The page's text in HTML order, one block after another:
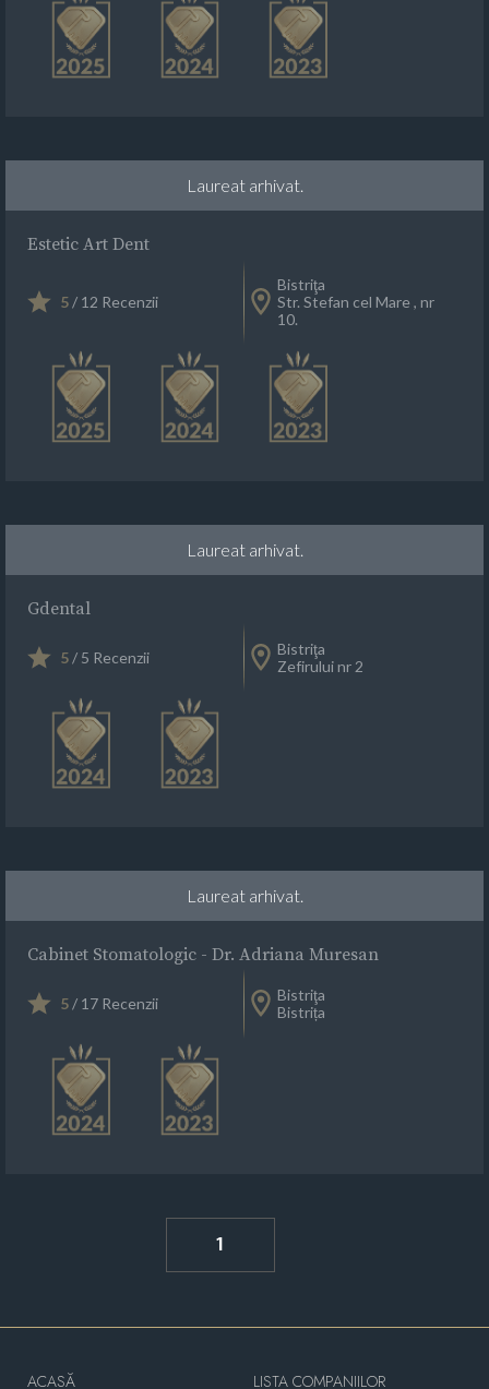
Laureat arhivat.
Estetic Art Dent
5/ 12 Recenzii
Bistriţa
Str. Stefan cel Mare , nr
10.
Laureat arhivat.
Gdental
5/ 5 Recenzii
Bistriţa
Zefirului nr 2
Laureat arhivat.
Cabinet Stomatologic - Dr. Adriana Muresan
5/ 17 Recenzii
Bistriţa
Bistrița
1
ACASĂ LISTA COMPANIILOR